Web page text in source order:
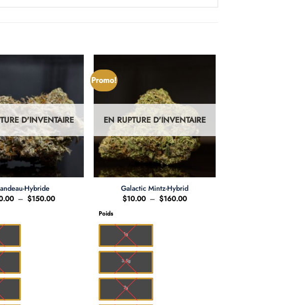
D'INVENTAIRE
Hybride
– $150.00Plage
Promo!
EN RUPTURE D'INVENTAIRE
Galactic Mintz-Hybrid
$10.00 – $160.00Plage
Poids
1g
3.5g
7g